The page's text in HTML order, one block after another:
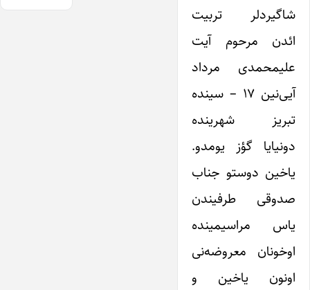
شاگیردلر تربیت
ائدن مرحوم آیت
علیمحمدی مرداد
آیی‌نین ۱۷ – سینده
تبریز شهرینده
دونیایا گؤز یومدو.
یاخین دوستو جناب
صدوقی طرفیندن
یاس مراسیمینده
اوخونان معروضه‌نی
اونون یاخین و